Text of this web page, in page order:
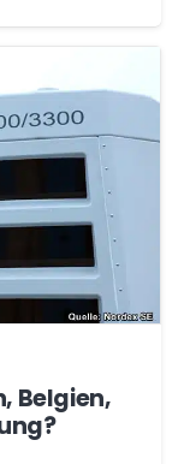
Belgien,